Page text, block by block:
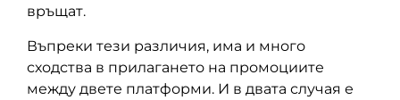
връщат.
Въпреки тези различия, има и много
сходства в прилагането на промоциите
между двете платформи. И в двата случая е